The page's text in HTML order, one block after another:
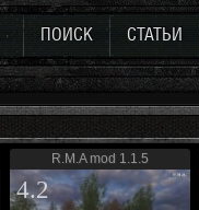
ПОИСК СТАТЬИ
R.M.A mod 1.1.5
4.2